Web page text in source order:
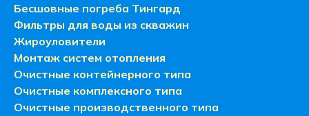
Бесшовные погреба Тингард
Фильтры для воды из скважин
Жироуловители
Монтаж систем отопления
Очистные контейнерного типа
Очистные комплексного типа
Очистные производственного типа